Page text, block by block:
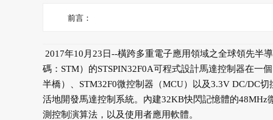
前言：
2017年10月23日--橫跨多重電子應用領域之全球領先半
碼：STM）的STSPIN32F0A可程式設計馬達控制器在一
半橋）、STM32F0微控制器（MCU）以及3.3V DC/DC
活地開發馬達控制系統。內建32KB快閃記憶體的
測控制演算法，以及使用者應用軟體。